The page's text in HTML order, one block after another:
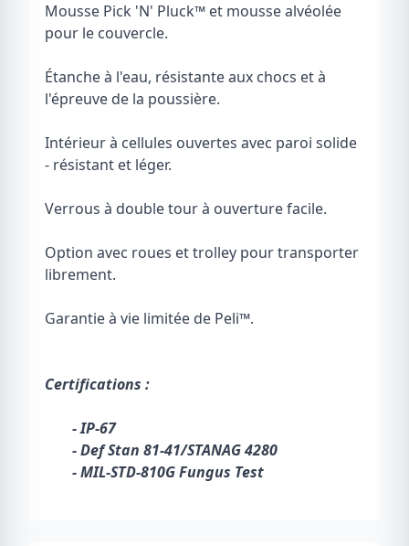
Mousse Pick 'N' Pluck™ et mousse alvéolée
pour le couvercle.
Étanche à l'eau, résistante aux chocs et à
l'épreuve de la poussière.
Intérieur à cellules ouvertes avec paroi solide
- résistant et léger.
Verrous à double tour à ouverture facile.
Option avec roues et trolley pour transporter
librement.
Garantie à vie limitée de Peli™.
Certifications :
- IP-67
- Def Stan 81-41/STANAG 4280
- MIL-STD-810G Fungus Test